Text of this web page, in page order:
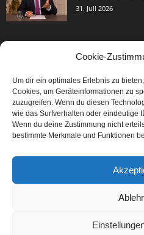
Cookie-
Um dir ein optimales Erlebnis zu
Cookies, um Geräteinformationen zu
zuzugreifen. Wenn du diesen
wie das Surfverhalten oder eindeutige
Wenn du deine Zustimmung nicht
bestimmte Merkmale und Funktionen
31. Juli 2026
Events & Success
Breaking News
Aktuelles
Featured Article
Karriere